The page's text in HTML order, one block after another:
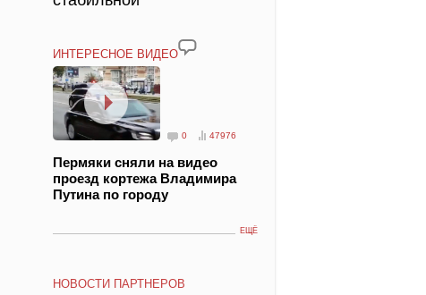
ИНТЕРЕСНОЕ ВИДЕО
0 47976
Пермяки сняли на видео
проезд кортежа Владимира
Путина по городу
ЕЩЁ
НОВОСТИ ПАРТНЕРОВ